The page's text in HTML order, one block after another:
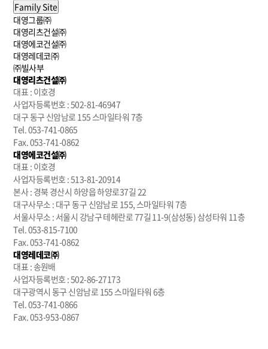
Family Site
대영그룹㈜
대영리츠건설㈜
대영에코건설㈜
대영레데코㈜
㈜빌사부
대영리츠건설㈜
대표 : 이호경
사업자등록번호 : 502-81-46947
대구 동구 신암남로 155 스마일타워 7층
Tel. 053-741-0865
Fax. 053-741-0862
대영에코건설㈜
대표 : 이호경
사업자등록번호 : 513-81-20914
본사 : 경북 경산시 하양읍 하양로37길 22
대구사무소 : 대구 동구 신암남로 155, 스마일타워 7층
서울사무소 : 서울시 강남구 테헤란로 77길 11-9(삼성동) 삼성타워 11층
Tel. 053-815-7100
Fax. 053-741-0862
대영레데코㈜
대표 : 송원배
사업자등록번호 : 502-86-27173
대구광역시 동구 신암남로 155 스마일타워 6층
Tel. 053-741-0866
Fax. 053-953-0867